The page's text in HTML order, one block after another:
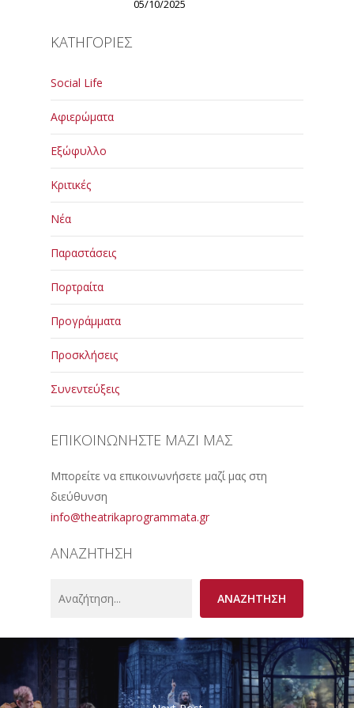
05/10/2025
ΚΑΤΗΓΟΡΙΕΣ
Social Life
Αφιερώματα
Εξώφυλλο
Κριτικές
Νέα
Παραστάσεις
Πορτραίτα
Προγράμματα
Προσκλήσεις
Συνεντεύξεις
ΕΠΙΚΟΙΝΩΝΗΣΤΕ ΜΑΖΙ ΜΑΣ
Μπορείτε να επικοινωνήσετε μαζί μας στη
διεύθυνση
info@theatrikaprogrammata.gr
ΑΝΑΖΗΤΗΣΗ
ΑΝΑΖΗΤΗΣΗ